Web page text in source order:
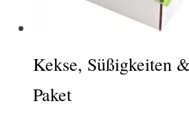
Kekse, Süßigkeiten
Paket